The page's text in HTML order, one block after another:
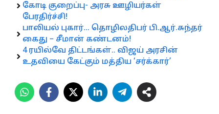
கோடி குறைப்பு- அரசு ஊழியர்கள்
பேரதிர்ச்சி!
பாலியல் புகார்… தொழிலதிபர் பி.ஆர்.சுந்தர்
கைது – சீமான் கண்டனம்!
4 ரயில்வே திட்டங்கள்.. விஜய் அரசின்
உதவியை கேட்கும் மத்திய ‘சர்க்கார்’